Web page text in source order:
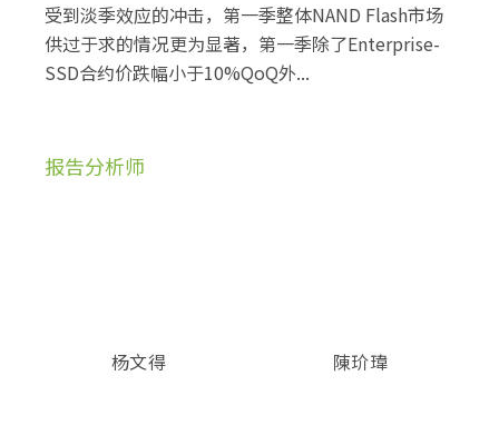
受到淡季效应的冲击，第一季整体NAND Flash市场
供过于求的情况更为显著，第一季除了Enterprise-
SSD合约价跌幅小于10%QoQ外...
报告分析师
杨文得 陳玠瑋